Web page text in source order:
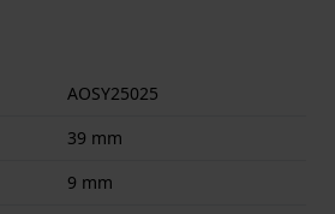
AOSY25025
39 mm
9 mm